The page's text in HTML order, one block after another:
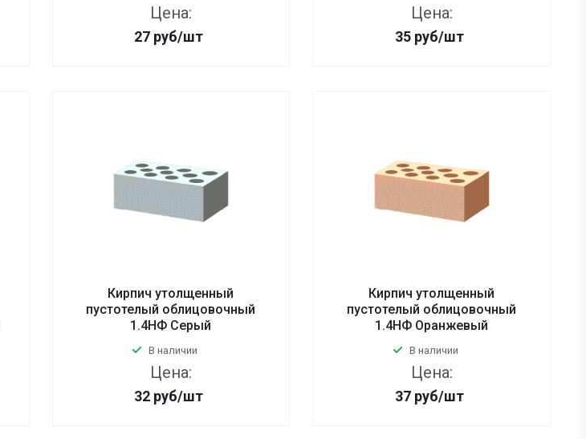
Цена:
27 руб/шт
Цена:
35 руб/шт
Кирпич утолщенный
пустотелый облицовочный
1.4НФ Серый
В наличии
Цена:
32 руб/шт
Кирпич утолщенный
пустотелый облицовочный
1.4НФ Оранжевый
В наличии
Цена:
37 руб/шт